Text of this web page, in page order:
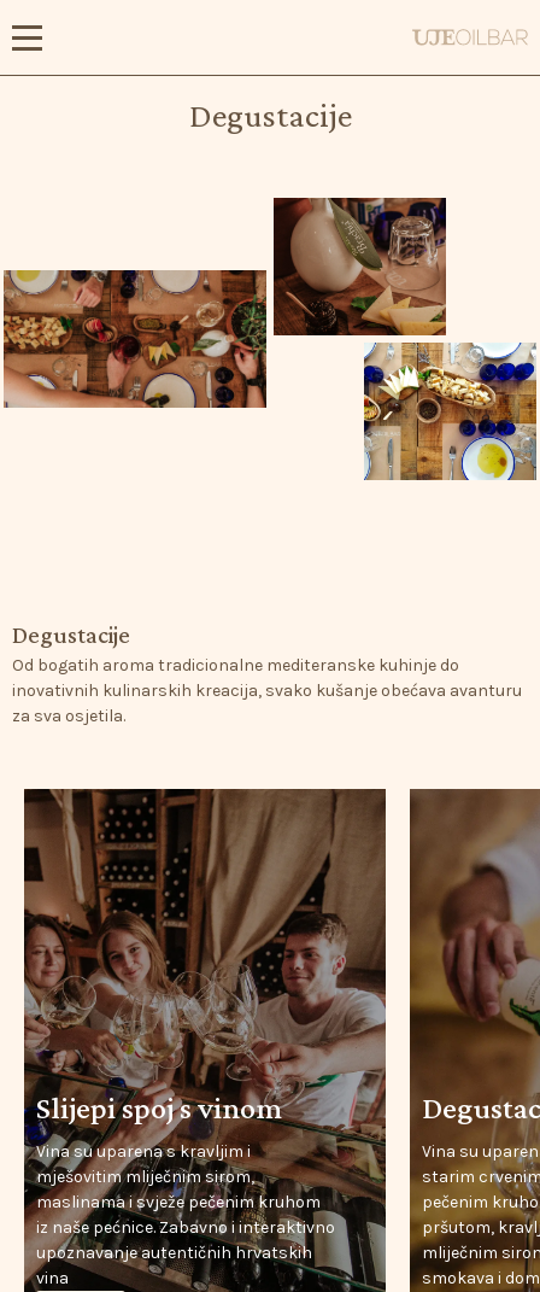
Početna stranica
CRO
Degustacije
Degustacije
Od bogatih aroma tradicionalne mediteranske kuhinje do
inovativnih kulinarskih kreacija, svako kušanje obećava avanturu
za sva osjetila.
Slijepi spoj s vinom
Vina su uparena s kravljim i
mješovitim mliječnim sirom,
maslinama i svježe pečenim kruhom
iz naše pećnice. Zabavno i interaktivno
upoznavanje autentičnih hrvatskih
vina
Vina su
starim
pečenim
pršutom,
mliječnim
smokava i